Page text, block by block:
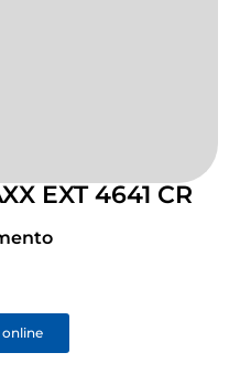
EXT 4641 CR